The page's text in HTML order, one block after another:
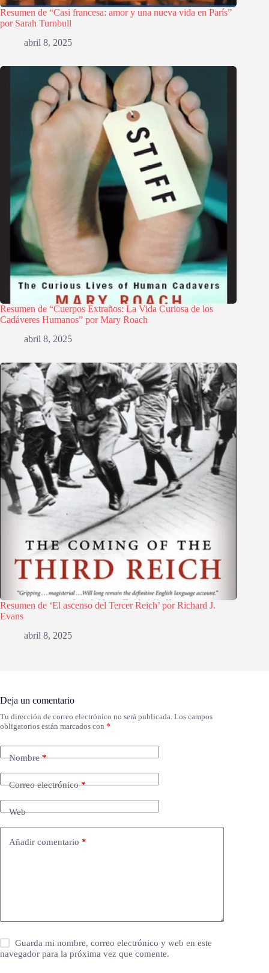
Resumen de “Casi francesa: amor y una nueva vida en París”
por Sarah Turnbull
abril 8, 2025
Resumen de “Cuerpos Extraños: La Vida Curiosa de los
Cadáveres Humanos” por Mary Roach
abril 8, 2025
Resumen de ‘El ascenso del Tercer Reich’ por Richard J.
Evans
abril 8, 2025
Deja un comentario
Tu dirección de correo electrónico no será publicada. Los campos
obligatorios están marcados con *
Nombre*
Correo electrónico*
Web
Añadir comentario *
Guarda mi nombre, correo electrónico y web en este
navegador para la próxima vez que comente.